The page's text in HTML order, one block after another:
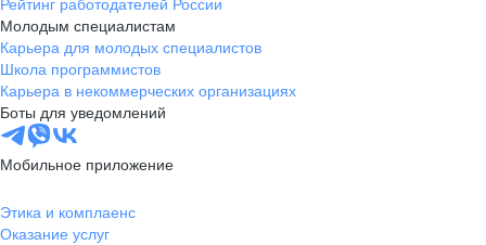
Молодым специалистам
Карьера для молодых специалистов
Школа программистов
Карьера в некоммерческих организациях
Боты для уведомлений
Мобильное приложение
Этика и комплаенс
Оказание услуг